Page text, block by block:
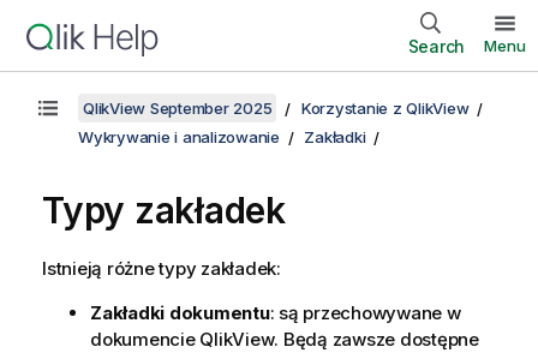
Search Menu
QlikView September 2025
Korzystanie z QlikView
Wykrywanie i analizowanie
Zakładki
Typy zakładek
Istnieją różne typy zakładek:
Zakładki dokumentu: są przechowywane w
dokumencie QlikView. Będą zawsze dostępne